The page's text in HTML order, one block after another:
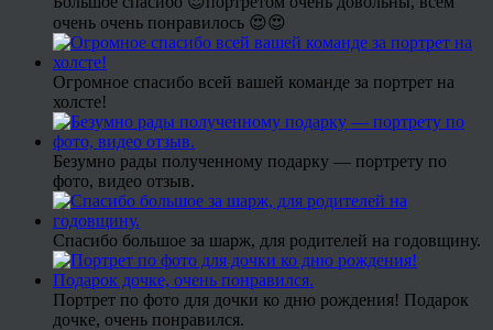
очень очень понравилось 😍😍
Огромное спасибо всей вашей команде за портрет на
холсте!
Безумно рады полученному подарку — портрету по
фото, видео отзыв.
Спасибо большое за шарж, для родителей на годовщину.
Портрет по фото для дочки ко дню рождения! Подарок
дочке, очень понравился.